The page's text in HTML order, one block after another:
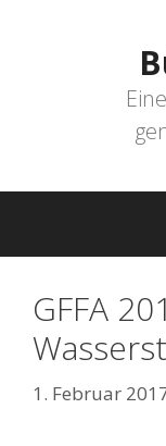
GFFA
1. Februar